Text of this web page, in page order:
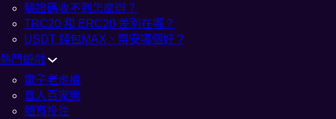
驗證碼收不到怎麼辦？
TRC20 和 ERC20 差別在哪？
USDT 錢包MAX、幣安哪個好 ?
熱門遊戲
電子老虎機
真人百家樂
體育投注